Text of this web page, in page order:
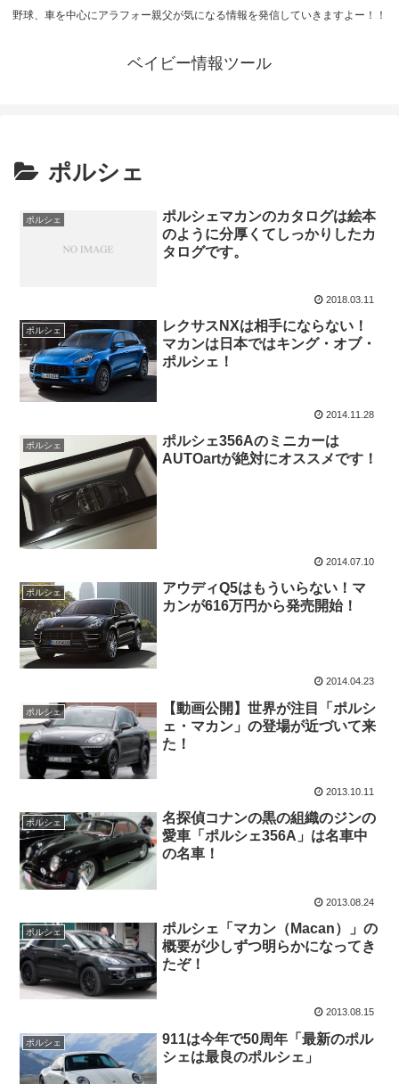
野球、車を中心にアラフォー親父が気になる情報を発信していきますよー！！
ベイビー情報ツール
ポルシェ
ポルシェ
ポルシェマカンのカタログは絵本
のように分厚くてしっかりしたカ
タログです。
2018.03.11
ポルシェ
レクサスNXは相手にならない！
マカンは日本ではキング・オブ・
ポルシェ！
2014.11.28
ポルシェ
ポルシェ356Aのミニカーは
AUTOartが絶対にオススメです！
2014.07.10
ポルシェ
アウディQ5はもういらない！マ
カンが616万円から発売開始！
2014.04.23
ポルシェ
【動画公開】世界が注目「ポルシ
ェ・マカン」の登場が近づいて来
た！
2013.10.11
ポルシェ
名探偵コナンの黒の組織のジンの
愛車「ポルシェ356A」は名車中
の名車！
2013.08.24
ポルシェ
ポルシェ「マカン（Macan）」の
概要が少しずつ明らかになってき
たぞ！
2013.08.15
ポルシェ
911は今年で50周年「最新のポル
シェは最良のポルシェ」